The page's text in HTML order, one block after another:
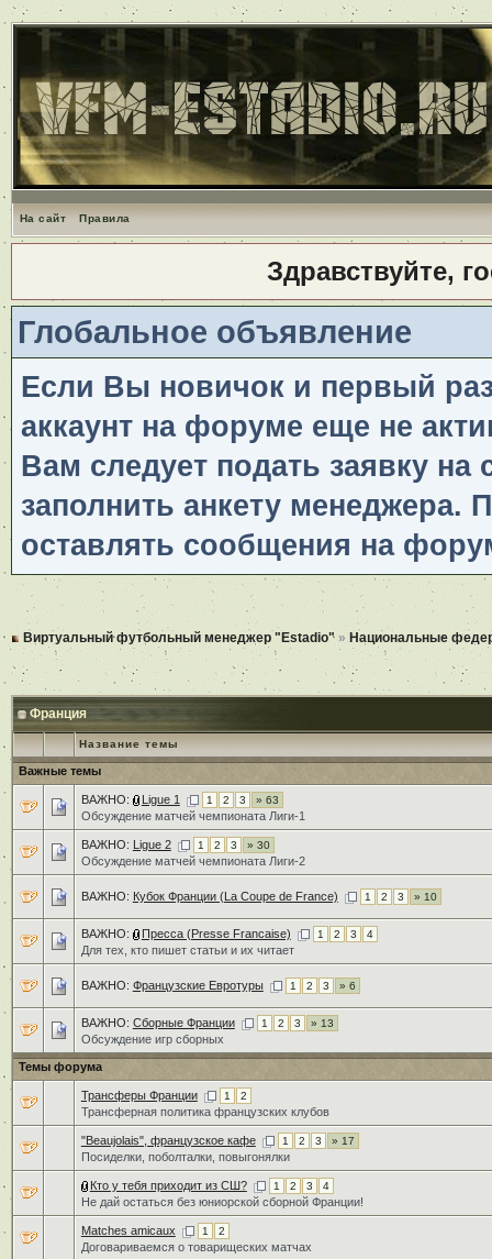
На сайт Правила
Здравствуйте,
Глобальное объявление
Если Вы новичок и первый
аккаунт на форуме еще не
Вам следует подать заявку
заполнить анкету менеджера.
оставлять сообщения на
Виртуальный футбольный менеджер "Estadio"» Национальные
Франция
Название темы
Важные темы
ВАЖНО: Ligue 1 1 2 3 » 63
Обсуждение матчей чемпионата Лиги-1
ВАЖНО: Ligue 2 1 2 3 » 30
Обсуждение матчей чемпионата Лиги-2
ВАЖНО: Кубок Франции (La Coupe de France) 1 2 3 » 10
ВАЖНО: Пресса (Presse Francaise) 1 2 3 4
Для тех, кто пишет статьи и их читает
ВАЖНО: Французские Евротуры 1 2 3 » 6
ВАЖНО: Сборные Франции 1 2 3 » 13
Обсуждение игр сборных
Темы форума
Трансферы Франции 1 2
Трансферная политика французских клубов
"Beaujolais", французское кафе 1 2 3 » 17
Посиделки, поболталки, повыгонялки
Кто у тебя приходит из СШ? 1 2 3 4
Не дай остаться без юниорской сборной Франции!
Matches amicaux 1 2
Договариваемся о товарищеских матчах